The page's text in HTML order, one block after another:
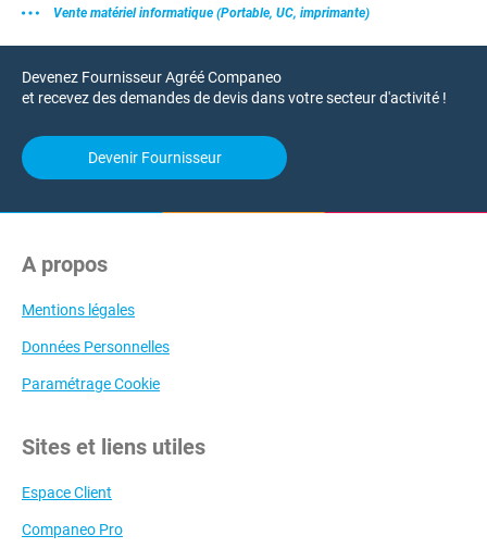
Vente matériel informatique (Portable, UC, imprimante)
Devenez Fournisseur Agréé Companeo
et recevez des demandes de devis dans votre secteur d'activité !
Devenir Fournisseur
A propos
Mentions légales
Données Personnelles
Paramétrage Cookie
Sites et liens utiles
Espace Client
Companeo Pro